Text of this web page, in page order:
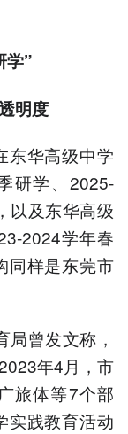
学”
明度
东华高级中学
研学、2025-
以及东华高级
2024学年春
同样是东莞市
曾发文称，
年4月，市
旅体等7个部
实践教育活动